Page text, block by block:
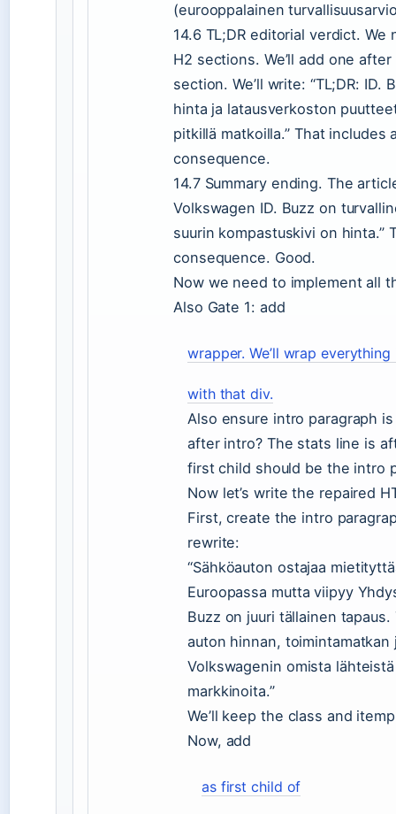
(eurooppalainen
14.6 TL;DR editorial verdict.
H2 sections. We’ll add one after
section. We’ll write: “TL;DR:
hinta ja latausverkoston
pitkillä matkoilla.” That includes
consequence.
14.7 Summary ending. The
Volkswagen ID. Buzz on
suurin kompastuskivi on hinta.”
consequence. Good.
Now we need to implement all
Also Gate 1: add
wrapper. We’ll wrap everything
with that div.
Also ensure intro paragraph
after intro? The stats line is
first child should be the intro
Now let’s write the repaired
First, create the intro
rewrite:
“Sähköauton ostajaa
Euroopassa mutta viipyy
Buzz on juuri tällainen
auton hinnan, toimintamatkan
Volkswagenin omista
markkinoita.”
We’ll keep the class and
Now, add
as first child of